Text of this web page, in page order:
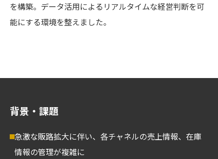
を構築。データ活用によるリアルタイムな経営判断を可
能にする環境を整えました。
背景・課題
急激な販路拡大に伴い、各チャネルの売上情報、在庫
情報の管理が複雑に